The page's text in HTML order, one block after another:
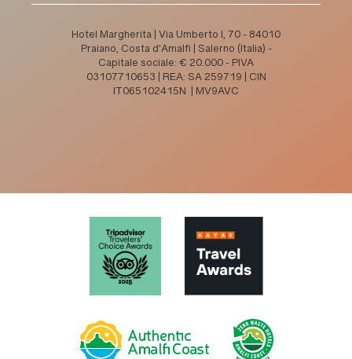
Hotel Margherita | Via Umberto I, 70 - 84010
Praiano, Costa d'Amalfi | Salerno (Italia) -
Capitale sociale: € 20.000 - PIVA
03107710653 | REA: SA 259719 | CIN
IT065102415N | MV9AVC